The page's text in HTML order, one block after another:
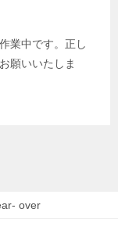
業中です。正し
願いいたしま
over